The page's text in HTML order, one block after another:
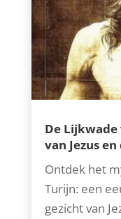
De
van Jezus
Ontdek het
Turijn: een
gezicht van